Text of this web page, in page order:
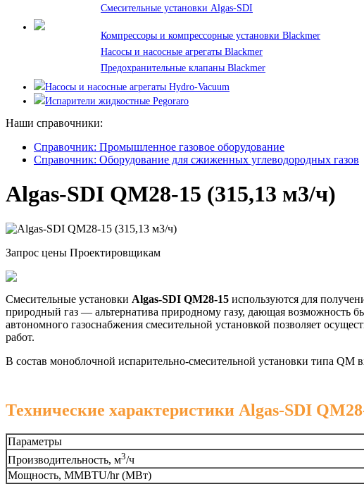
Смесительные установки Algas-SDI
Компрессоры и компрессорные установки Blackmer
Насосы и насосные агрегаты Blackmer
Предохранительные клапаны Blackmer
Насосы и насосные агрегаты Hydro-Vacuum
Испарители жидкостные Pegoraro
Наши справочники:
Справочник: Промышленное газовое оборудование
Справочник: Оборудование для сжиженных углеводородных газов
Algas-SDI QM28-15 (315,13 м3/ч)
Запрос цены Проектировщикам
Смесительные установки Algas-SDI QM28-15 используются для
природный газ — альтернатива природному газу, дающая возможность
автономного газоснабжения смесительной установкой позволяет
работ.
В состав моноблочной испарительно-смесительной установки типа QM
Технические характеристики Algas-SDI
Параметры
Производительность, м3/ч
Мощность, MMBTU/hr (МВт)